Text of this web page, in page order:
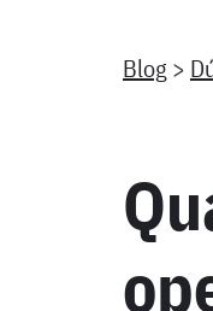
Blog >